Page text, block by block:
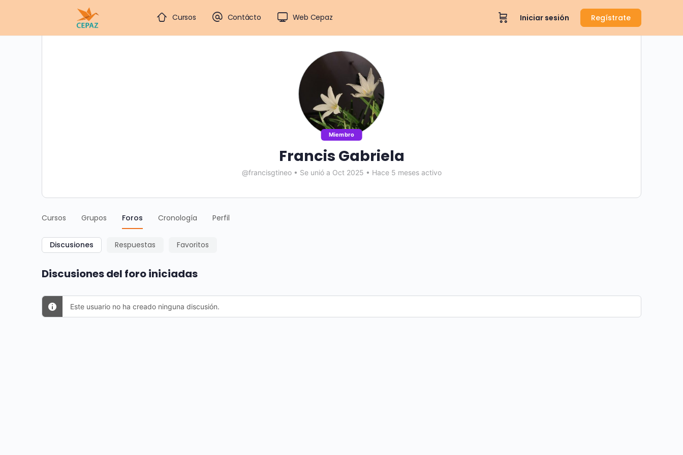
Cursos Contácto Web Cepaz Iniciar sesión Regístrate
Miembro
Francis Gabriela
@francisgtineo • Se unió a Oct 2025 • Hace 5 meses activo
Cursos Grupos Foros Cronología Perfil
Discusiones Respuestas Favoritos
Discusiones del foro iniciadas
Este usuario no ha creado ninguna discusión.